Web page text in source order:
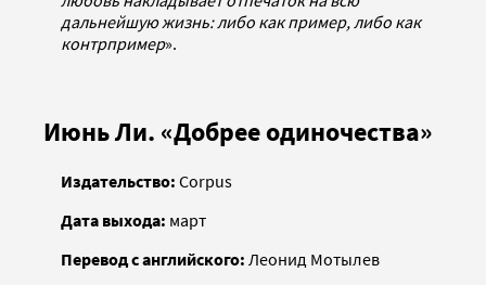
дальнейшую жизнь: либо как пример, либо как
контрпример».
Июнь Ли. «Добрее одиночества»
Издательство: Corpus
Дата выхода: март
Перевод с английского: Леонид Мотылев